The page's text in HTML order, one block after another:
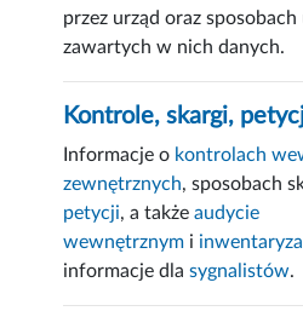
przez urząd oraz
zawartych w nich danych.
Kontrole, skargi,
Informacje o kontrolach
zewnętrznych, sposobach
petycji, a takżeaudycie
wewnętrznym i
informacje dlasygnalistów.